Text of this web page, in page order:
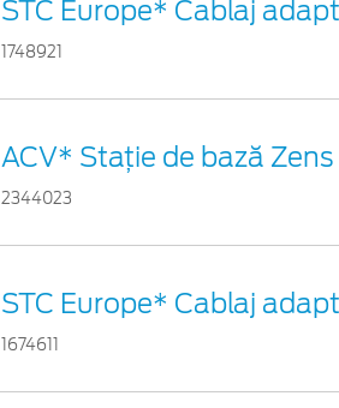
STC Europe* Cablaj
1748921
ACV* Stație de bază Zens
2344023
STC Europe* Cablaj
1674611